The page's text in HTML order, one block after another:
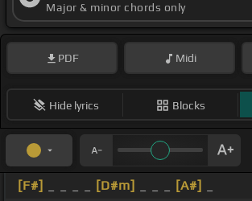
Major & minor chords only
PDF Midi
Hide lyrics Blocks
[F#] [D#m] [A#]